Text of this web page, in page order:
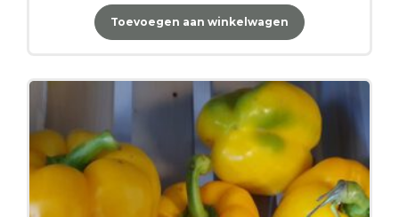
Toevoegen aan winkelwagen